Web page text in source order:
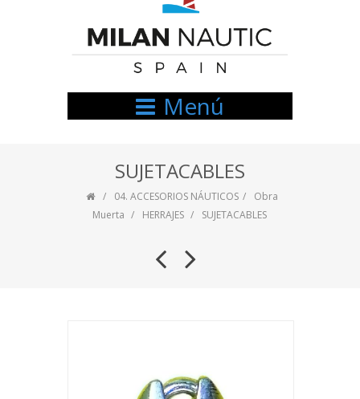
Menú
SUJETACABLES
04. ACCESORIOS NÁUTICOS
Obra
Muerta
HERRAJES SUJETACABLES